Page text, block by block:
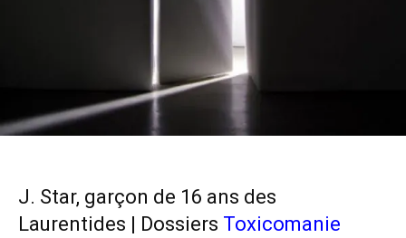
J. Star, garçon de 16 ans des
Laurentides | Dossiers Toxicomanie